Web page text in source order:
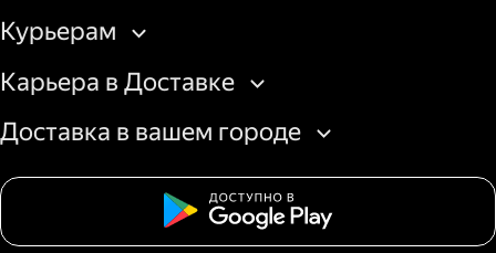
Курьерам
Карьера в Доставке
Доставка в вашем городе